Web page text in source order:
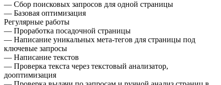
— Сбор поисковых запросов для одной страницы
— Базовая оптимизация
Регулярные работы
— Проработка посадочной страницы
— Написание уникальных мета-тегов для страницы под
ключевые запросы
— Написание текстов
— Проверка текста через текстовый анализатор,
дооптимизация